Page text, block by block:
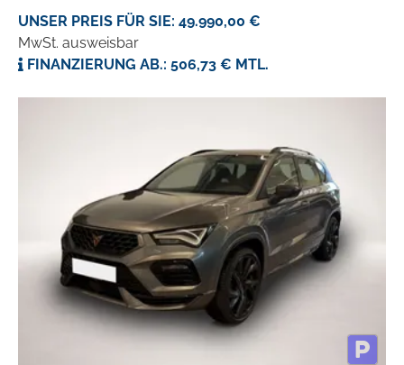
UNSER PREIS FÜR SIE: 49.990,00 €
MwSt. ausweisbar
FINANZIERUNG AB.: 506,73 € MTL.